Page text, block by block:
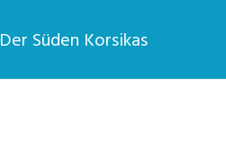
Der Süden Korsikas